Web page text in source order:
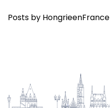
Posts by HongrieenFrance